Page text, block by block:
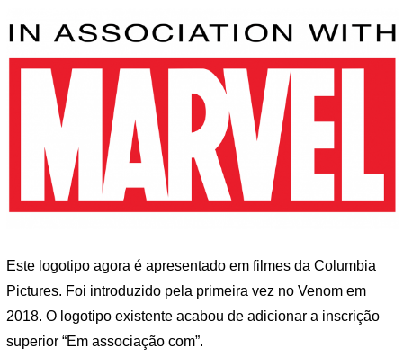
Este logotipo agora é apresentado em filmes da Columbia
Pictures. Foi introduzido pela primeira vez no Venom em
2018. O logotipo existente acabou de adicionar a inscrição
superior “Em associação com”.